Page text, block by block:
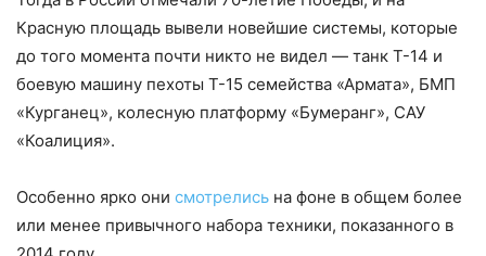
Красную площадь вывели новейшие системы, которые
до того момента почти никто не видел — танк Т-14 и
боевую машину пехоты Т-15 семейства «Армата», БМП
«Курганец», колесную платформу «Бумеранг», САУ
«Коалиция».
Особенно ярко они смотрелись на фоне в общем более
или менее привычного набора техники, показанного в